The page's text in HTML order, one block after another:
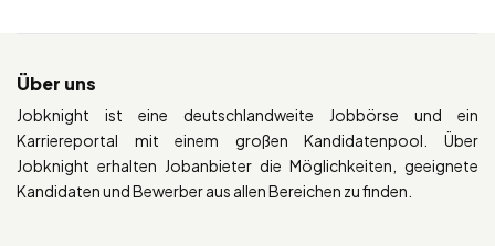
Über uns
Jobknight ist eine deutschlandweite Jobbörse und ein
Karriereportal mit einem großen Kandidatenpool. Über
Jobknight erhalten Jobanbieter die Möglichkeiten, geeignete
Kandidaten und Bewerber aus allen Bereichen zu finden.